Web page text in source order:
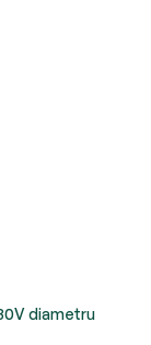
diametru